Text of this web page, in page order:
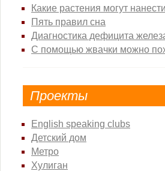
Какие растения могут
Пять правил сна
Диагностика дефицита
С помощью жвачки можно
Проекты
English speaking clubs
Детский дом
Метро
Хулиган